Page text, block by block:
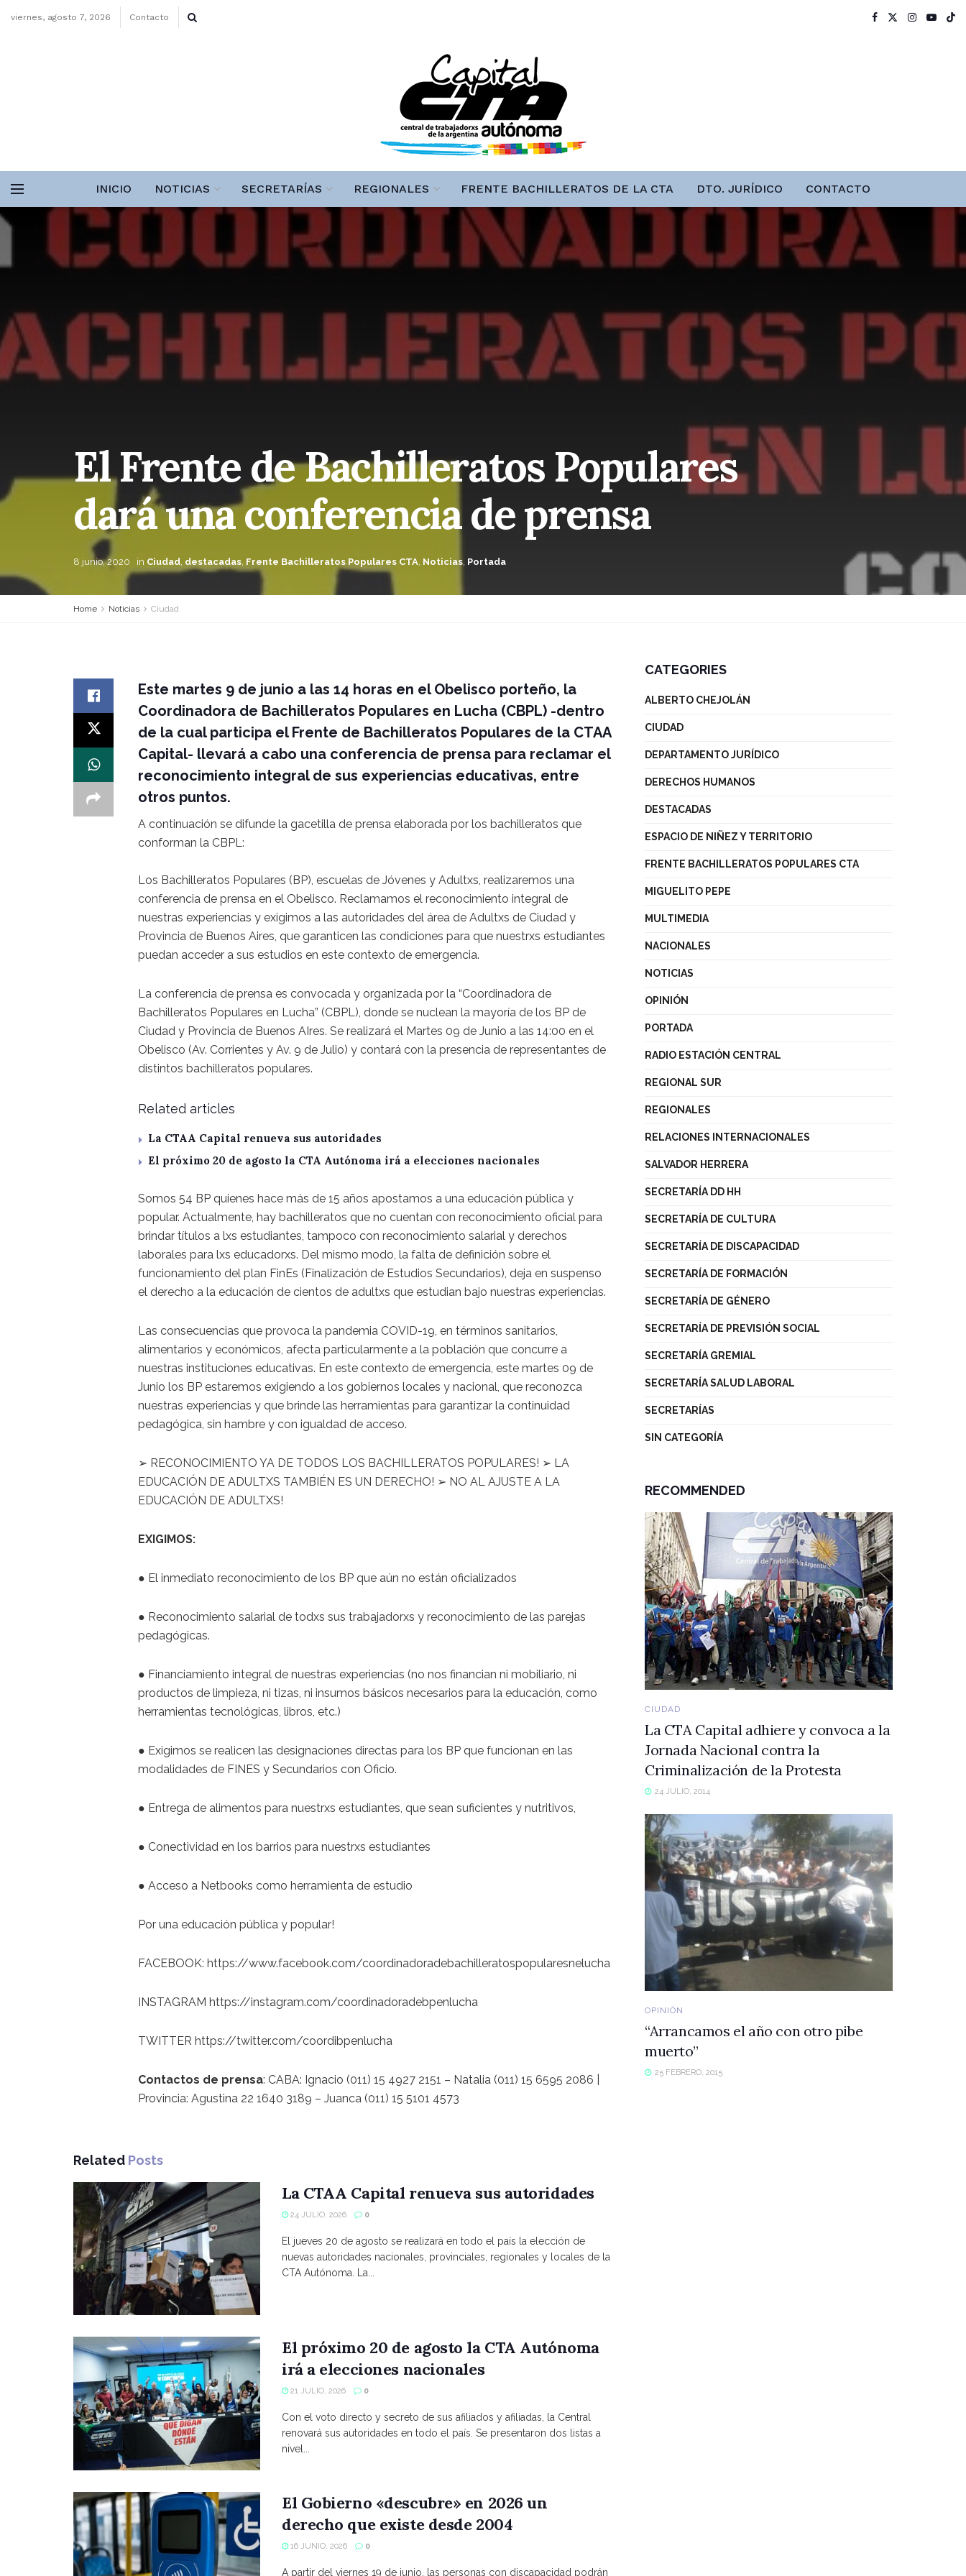
viernes, agosto 7, 2026 Contacto
INICIO NOTICIAS SECRETARÍAS REGIONALES FRENTE BACHILLERATOS DE LA CTA DTO. JURÍDICO CONTACTO
El Frente de Bachilleratos Populares
dará una conferencia de prensa
8 junio, 2020 in Ciudad, destacadas, Frente Bachilleratos Populares CTA, Noticias, Portada
Home Noticias Ciudad
Este martes 9 de junio a las 14 horas en el Obelisco porteño, la
Coordinadora de Bachilleratos Populares en Lucha (CBPL) -dentro
de la cual participa el Frente de Bachilleratos Populares de la CTAA
Capital- llevará a cabo una conferencia de prensa para reclamar el
reconocimiento integral de sus experiencias educativas, entre
otros puntos.
A continuación se difunde la gacetilla de prensa elaborada por los bachilleratos que
conforman la CBPL:
Los Bachilleratos Populares (BP), escuelas de Jóvenes y Adultxs, realizaremos una
conferencia de prensa en el Obelisco. Reclamamos el reconocimiento integral de
nuestras experiencias y exigimos a las autoridades del área de Adultxs de Ciudad y
Provincia de Buenos Aires, que garanticen las condiciones para que nuestrxs estudiantes
puedan acceder a sus estudios en este contexto de emergencia.
La conferencia de prensa es convocada y organizada por la “Coordinadora de
Bachilleratos Populares en Lucha” (CBPL), donde se nuclean la mayoría de los BP de
Ciudad y Provincia de Buenos AIres. Se realizará el Martes 09 de Junio a las 14:00 en el
Obelisco (Av. Corrientes y Av. 9 de Julio) y contará con la presencia de representantes de
distintos bachilleratos populares.
Related articles
La CTAA Capital renueva sus autoridades
El próximo 20 de agosto la CTA Autónoma irá a elecciones nacionales
Somos 54 BP quienes hace más de 15 años apostamos a una educación pública y
popular. Actualmente, hay bachilleratos que no cuentan con reconocimiento oficial para
brindar títulos a lxs estudiantes, tampoco con reconocimiento salarial y derechos
laborales para lxs educadorxs. Del mismo modo, la falta de definición sobre el
funcionamiento del plan FinEs (Finalización de Estudios Secundarios), deja en suspenso
el derecho a la educación de cientos de adultxs que estudian bajo nuestras experiencias.
Las consecuencias que provoca la pandemia COVID-19, en términos sanitarios,
alimentarios y económicos, afecta particularmente a la población que concurre a
nuestras instituciones educativas. En este contexto de emergencia, este martes 09 de
Junio los BP estaremos exigiendo a los gobiernos locales y nacional, que reconozca
nuestras experiencias y que brinde las herramientas para garantizar la continuidad
pedagógica, sin hambre y con igualdad de acceso.
➢ RECONOCIMIENTO YA DE TODOS LOS BACHILLERATOS POPULARES! ➢ LA
EDUCACIÓN DE ADULTXS TAMBIÉN ES UN DERECHO! ➢ NO AL AJUSTE A LA
EDUCACIÓN DE ADULTXS!
EXIGIMOS:
● El inmediato reconocimiento de los BP que aún no están oficializados
● Reconocimiento salarial de todxs sus trabajadorxs y reconocimiento de las parejas
pedagógicas.
● Financiamiento integral de nuestras experiencias (no nos financian ni mobiliario, ni
productos de limpieza, ni tizas, ni insumos básicos necesarios para la educación, como
herramientas tecnológicas, libros, etc.)
● Exigimos se realicen las designaciones directas para los BP que funcionan en las
modalidades de FINES y Secundarios con Oficio.
● Entrega de alimentos para nuestrxs estudiantes, que sean suficientes y nutritivos,
● Conectividad en los barrios para nuestrxs estudiantes
● Acceso a Netbooks como herramienta de estudio
Por una educación pública y popular!
FACEBOOK: https://www.facebook.com/coordinadoradebachilleratospopularesnelucha
INSTAGRAM https://instagram.com/coordinadoradebpenlucha
TWITTER https://twitter.com/coordibpenlucha
Contactos de prensa: CABA: Ignacio (011) 15 4927 2151 – Natalia (011) 15 6595 2086 |
Provincia: Agustina 22 1640 3189 – Juanca (011) 15 5101 4573
Related Posts
La CTAA Capital renueva sus autoridades
24 JULIO, 2026 0
El jueves 20 de agosto se realizará en todo el país la elección de
nuevas autoridades nacionales, provinciales, regionales y locales de la
CTA Autónoma. La...
El próximo 20 de agosto la CTA Autónoma
irá a elecciones nacionales
21 JULIO, 2026 0
Con el voto directo y secreto de sus afiliados y afiliadas, la Central
renovará sus autoridades en todo el país. Se presentaron dos listas a
nivel...
El Gobierno «descubre» en 2026 un
derecho que existe desde 2004
16 JUNIO, 2026 0
A partir del viernes 19 de junio, las personas con discapacidad podrán
CATEGORIES
ALBERTO CHEJOLÁN
CIUDAD
DEPARTAMENTO JURÍDICO
DERECHOS HUMANOS
DESTACADAS
ESPACIO DE NIÑEZ Y TERRITORIO
FRENTE BACHILLERATOS POPULARES CTA
MIGUELITO PEPE
MULTIMEDIA
NACIONALES
NOTICIAS
OPINIÓN
PORTADA
RADIO ESTACIÓN CENTRAL
REGIONAL SUR
REGIONALES
RELACIONES INTERNACIONALES
SALVADOR HERRERA
SECRETARÍA DD HH
SECRETARÍA DE CULTURA
SECRETARÍA DE DISCAPACIDAD
SECRETARÍA DE FORMACIÓN
SECRETARÍA DE GÉNERO
SECRETARÍA DE PREVISIÓN SOCIAL
SECRETARÍA GREMIAL
SECRETARÍA SALUD LABORAL
SECRETARÍAS
SIN CATEGORÍA
RECOMMENDED
CIUDAD
La CTA Capital adhiere y convoca a la
Jornada Nacional contra la
Criminalización de la Protesta
24 JULIO, 2014
OPINIÓN
“Arrancamos el año con otro pibe
muerto”
25 FEBRERO, 2015